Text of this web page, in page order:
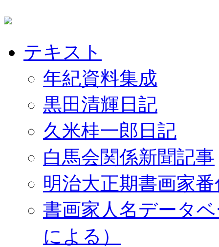
テキスト
年紀資料集成
黒田清輝日記
久米桂一郎日記
白馬会関係新聞記事
明治大正期書画家
書画家人名データ
による）